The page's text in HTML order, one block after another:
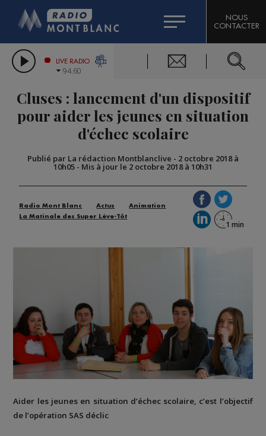
LES CHRONIQUES DE L'EXPERT
CITIZEN MACHINERY
GRAND MASSIF DOMAINES SKIABLES
BIGARD
COMPAGNIE DU MONT-BLANC
NOUS
CONTACTER
LIVE RADIO
94.60
Cluses : lancement d'un dispositif
pour aider les jeunes en situation
d'échec scolaire
Publié par La rédaction Montblanclive - 2 octobre 2018 à
10h05 - Mis à jour le 2 octobre 2018 à 10h31
Radio Mont Blanc Actus
Animation
La Matinale des Super Lève-Tôt
Aider les jeunes en situation d’échec scolaire, c’est l’objectif
de l’opération SAS déclic